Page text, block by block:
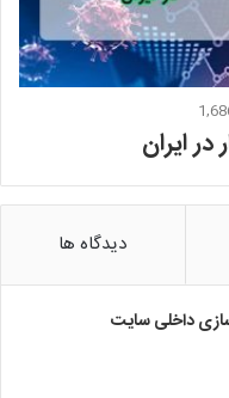
ایران
دیدگاه ها
داخلی سایت